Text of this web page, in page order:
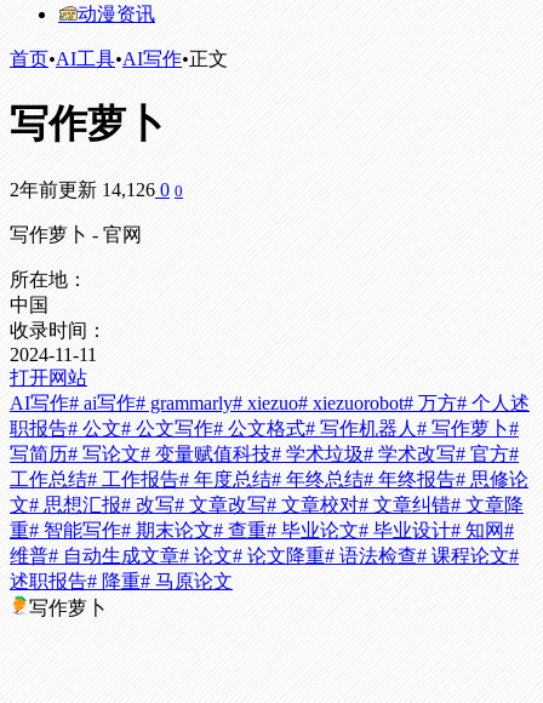
动漫资讯
首页•AI工具•AI写作•正文
写作萝卜
2年前更新 14,126 0 0
写作萝卜 - 官网
所在地：
中国
收录时间：
2024-11-11
打开网站
AI写作# ai写作# grammarly# xiezuo# xiezuorobot# 万方# 个人述
职报告# 公文# 公文写作# 公文格式# 写作机器人# 写作萝卜#
写简历# 写论文# 变量赋值科技# 学术垃圾# 学术改写# 官方#
工作总结# 工作报告# 年度总结# 年终总结# 年终报告# 思修论
文# 思想汇报# 改写# 文章改写# 文章校对# 文章纠错# 文章降
重# 智能写作# 期末论文# 查重# 毕业论文# 毕业设计# 知网#
维普# 自动生成文章# 论文# 论文降重# 语法检查# 课程论文#
述职报告# 降重# 马原论文
写作萝卜